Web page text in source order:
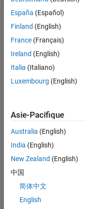
Statistiques
CONTRIBUTIONS L
-2
-1
3
5
6
España (Español)
Finland (English)
France (Français)
Ireland (English)
Italia (Italiano)
Luxembourg (English)
Asie-Pacifique
Australia (English)
India (English)
New Zealand (English)
中国
简体中文
English